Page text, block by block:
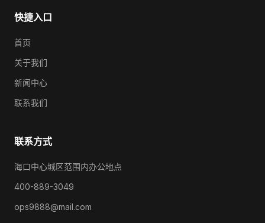
快捷入口
首页
关于我们
新闻中心
联系我们
联系方式
海口中心城区范围内办公地点
400-889-3049
ops9888@mail.com